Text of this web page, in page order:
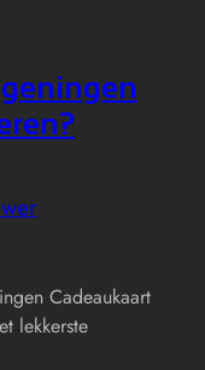
Cadeaukaart
lekkerste